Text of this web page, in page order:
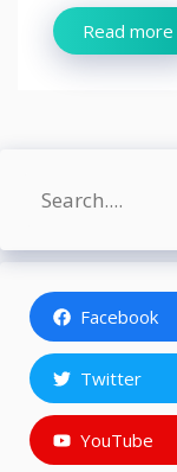
Read more
Search
Facebook
Twitter
YouTube